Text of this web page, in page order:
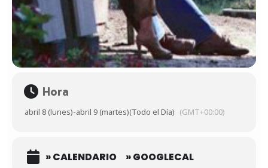
Hora
abril 8 (lunes)-abril 9 (martes)(Todo el Día) (GMT+00:00)
» CALENDARIO » GOOGLECAL